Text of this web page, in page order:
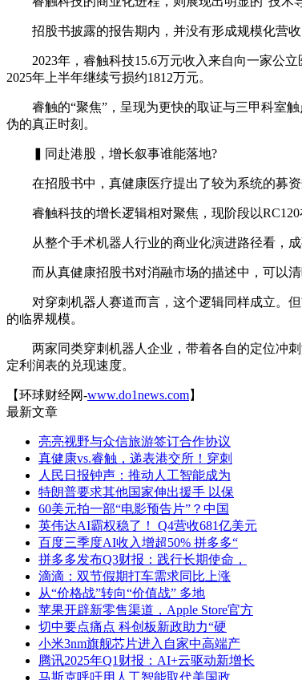
招股书披露的报告期内，并没有形成规模化营收
2023年，睿触科技15.6万元收入来自向一家公立
2025年上半年继续亏损约1812万元。
睿触的“聚焦”，呈现为更快的取证与三甲科室触
伪的真正时刻。
▍同赴港股，增长叙事谁能落地?
在招股书中，真健康医疗提出了较为系统的募资
睿触科技的增长逻辑相对聚焦，现阶段以RC120
从整个手术机器人行业的商业化演进路径看，成
而从真健康招股书对消融市场的描述中，可以清
对穿刺机器人赛道而言，这个逻辑同样成立。但
的临界规模。
两家同类穿刺机器人企业，带着各自的定位冲刺
定利润表的兑现速度。
【环球财经网-www.do1news.com】
最新文章
亮亮视野与众信旅游签订合作协议
真健康vs.睿触，递表港交所！穿刺
人民日报钟声：推动人工智能成为
特朗普要求其他国家伸出援手 以保
60美元拍一部“电影预告片”？中国
英伟达AI霸权稳了！ Q4营收681亿美元
百度三季度AI收入增超50% 拼多多“
拼多多发布Q3财报：践行长期使命，
滴滴：双节假期打车需求同比上涨
从“价格战”转向“价值战” 多地
苹果开辟新零售渠道，Apple Store官方
切中要点痛点 科创板新政助力“硬
小米3nm旗舰芯片进入自家中高端产
腾讯2025年Q1财报：AI+云驱动新增长
马斯克呼吁用人工智能取代美国政